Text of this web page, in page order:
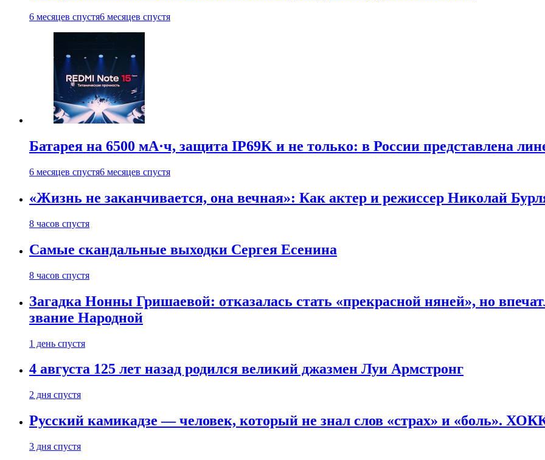
6 месяцев спустя6 месяцев спустя
Батарея на 6500 мА·ч, защита IP69K и не только: в России представлена
6 месяцев спустя6 месяцев спустя
«Жизнь не заканчивается, она вечная»: Как актер и режиссер Николай
8 часов спустя
Самые скандальные выходки Сергея Есенина
8 часов спустя
Загадка Нонны Гришаевой: отказалась стать «прекрасной няней», но
звание Народной
1 день спустя
4 августа 125 лет назад родился великий джазмен Луи Армстронг
2 дня спустя
Русский камикадзе — человек, который не знал слов «страх» и «боль».
3 дня спустя